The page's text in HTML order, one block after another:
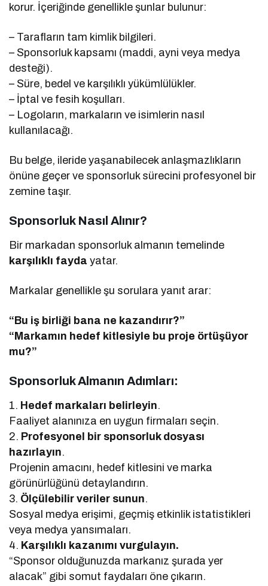
korur. İçeriğinde genellikle şunlar bulunur:
– Tarafların tam kimlik bilgileri.
– Sponsorluk kapsamı (maddi, ayni veya medya
desteği).
– Süre, bedel ve karşılıklı yükümlülükler.
– İptal ve fesih koşulları.
– Logoların, markaların ve isimlerin nasıl
kullanılacağı.
Bu belge, ileride yaşanabilecek anlaşmazlıkların
önüne geçer ve sponsorluk sürecini profesyonel bir
zemine taşır.
Sponsorluk Nasıl Alınır?
Bir markadan sponsorluk almanın temelinde
karşılıklı fayda yatar.
Markalar genellikle şu sorulara yanıt arar:
“Bu iş birliği bana ne kazandırır?”
“Markamın hedef kitlesiyle bu proje örtüşüyor
mu?”
Sponsorluk Almanın Adımları:
1. Hedef markaları belirleyin.
Faaliyet alanınıza en uygun firmaları seçin.
2. Profesyonel bir sponsorluk dosyası
hazırlayın.
Projenin amacını, hedef kitlesini ve marka
görünürlüğünü detaylandırın.
3. Ölçülebilir veriler sunun.
Sosyal medya erişimi, geçmiş etkinlik istatistikleri
veya medya yansımaları.
4. Karşılıklı kazanımı vurgulayın.
“Sponsor olduğunuzda markanız şurada yer
alacak” gibi somut faydaları öne çıkarın.